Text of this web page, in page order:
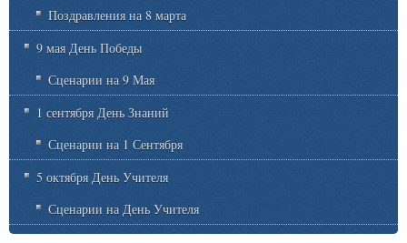
Поздравления на 8 марта
9 мая День Победы
Сценарии на 9 Мая
1 сентября День Знаний
Сценарии на 1 Сентября
5 октября День Учителя
Сценарии на День Учителя